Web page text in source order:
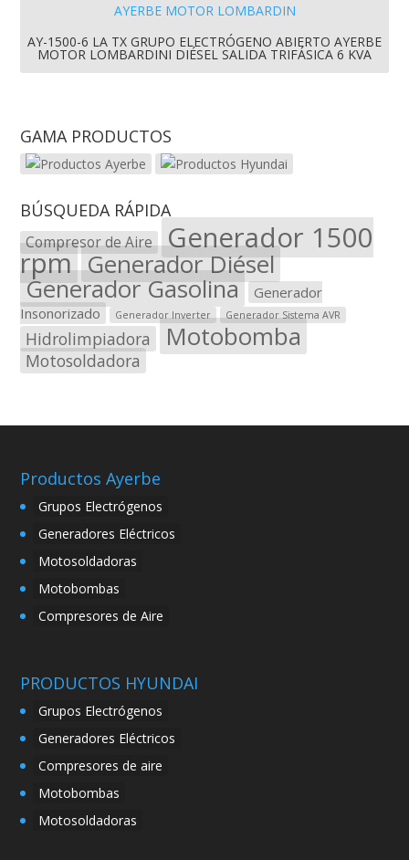
AY-1500-6 LA TX GRUPO ELECTRÓGENO ABIERTO AYERBE
MOTOR LOMBARDINI DIÉSEL SALIDA TRIFÁSICA 6 KVA
GAMA PRODUCTOS
BÚSQUEDA RÁPIDA
Compresor de Aire Generador 1500
rpm Generador Diésel
Generador Gasolina
Generador
Insonorizado
Generador Inverter Generador Sistema AVR
Hidrolimpiadora Motobomba
Motosoldadora
Productos Ayerbe
Grupos Electrógenos
Generadores Eléctricos
Motosoldadoras
Motobombas
Compresores de Aire
PRODUCTOS HYUNDAI
Grupos Electrógenos
Generadores Eléctricos
Compresores de aire
Motobombas
Motosoldadoras